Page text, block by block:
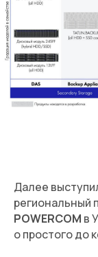
Далее
региональный
POWERCOM в
о простого до